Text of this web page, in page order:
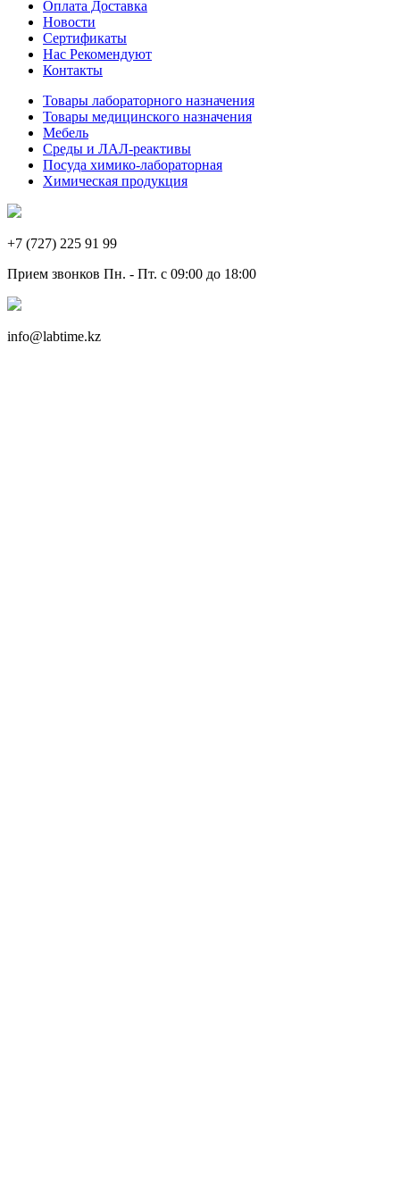
Оплата Доставка
Новости
Сертификаты
Нас Рекомендуют
Контакты
Товары лабораторного назначения
Товары медицинского назначения
Мебель
Среды и ЛАЛ-реактивы
Посуда химико-лабораторная
Химическая продукция
+7 (727) 225 91 99
Прием звонков Пн. - Пт. с 09:00 до 18:00
info@labtime.kz